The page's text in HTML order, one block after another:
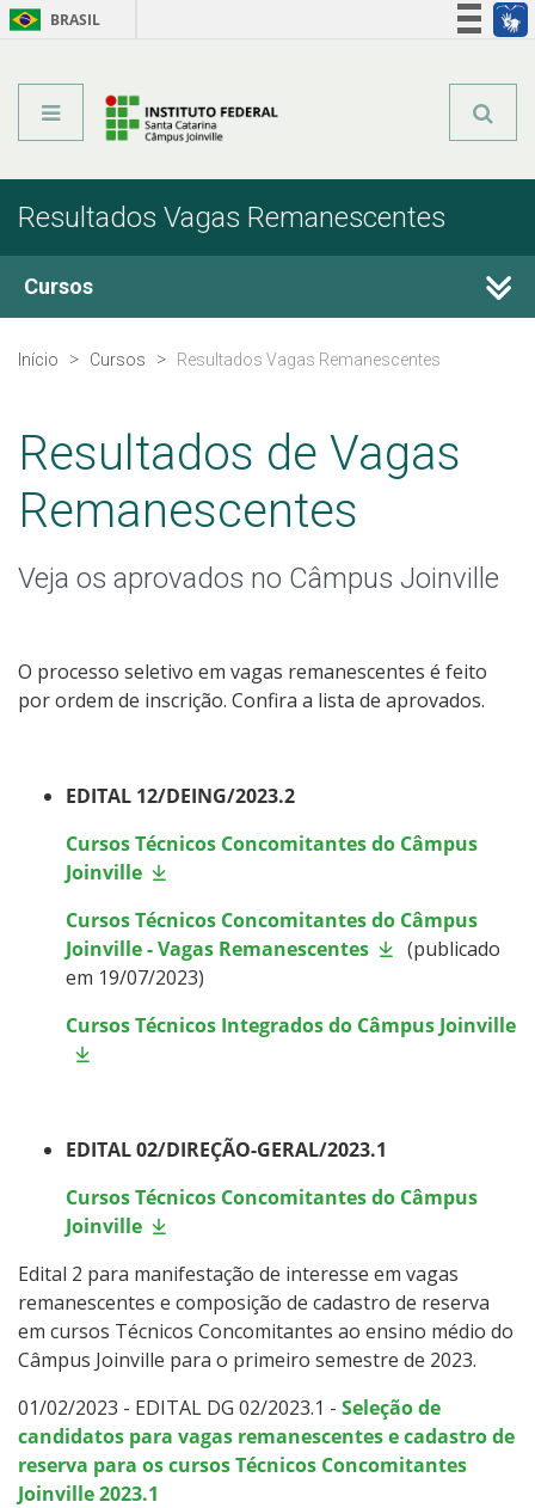
BRASIL
Resultados Vagas Remanescentes
Cursos
Técnicos Integrados
Técnicos Subsequentes
Graduação
Especialização
Todos os cursos
Resultados
Resultados Vagas Remanescentes
Calendário de inscrições
Processos Seletivos
Cotas
Inscrições e acompanhamento
Orientações para Matrícula
Transferências e Retornos
Início Cursos Resultados Vagas Remanescentes
Resultados de Vagas
Remanescentes
Veja os aprovados no Câmpus Joinville
O processo seletivo em vagas remanescentes é feito
por ordem de inscrição. Confira a lista de aprovados.
EDITAL 12/DEING/2023.2
Cursos Técnicos Concomitantes do Câmpus
Joinville
Cursos Técnicos Concomitantes do Câmpus
Joinville - Vagas Remanescentes
(publicado
em 19/07/2023)
Cursos Técnicos Integrados do Câmpus Joinville
EDITAL 02/DIREÇÃO-GERAL/2023.1
Cursos Técnicos Concomitantes do Câmpus
Joinville
Edital 2 para manifestação de interesse em vagas
remanescentes e composição de cadastro de reserva
em cursos Técnicos Concomitantes ao ensino médio do
Câmpus Joinville para o primeiro semestre de 2023.
01/02/2023 - EDITAL DG 02/2023.1 - Seleção de
candidatos para vagas remanescentes e cadastro de
reserva para os cursos Técnicos Concomitantes
Joinville 2023.1